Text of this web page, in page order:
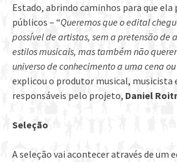
Estado, abrindo caminhos para que
públicos – “Queremos que o edital
possível de artistas, sem a pretensão de
estilos musicais, mas também não
universo de conhecimento a uma cena
explicou o produtor musical, musicista
responsáveis pelo projeto, Daniel
Seleção
A seleção vai acontecer através de um